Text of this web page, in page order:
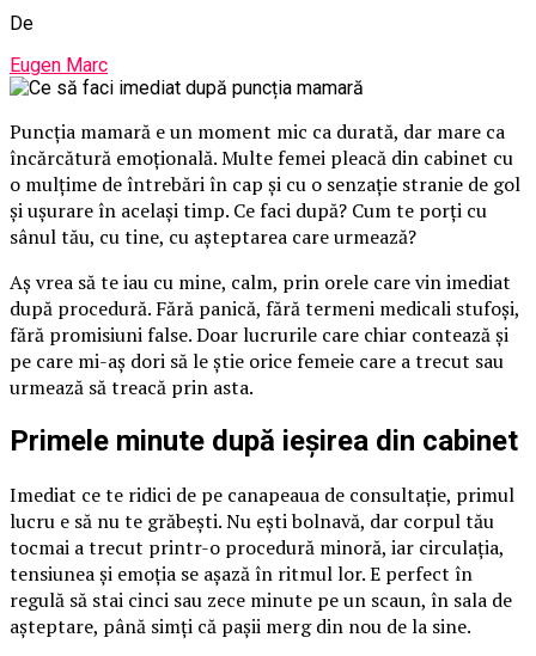
De
Eugen Marc
Puncția mamară e un moment mic ca durată, dar mare ca
încărcătură emoțională. Multe femei pleacă din cabinet cu
o mulțime de întrebări în cap și cu o senzație stranie de gol
și ușurare în același timp. Ce faci după? Cum te porți cu
sânul tău, cu tine, cu așteptarea care urmează?
Aș vrea să te iau cu mine, calm, prin orele care vin imediat
după procedură. Fără panică, fără termeni medicali stufoși,
fără promisiuni false. Doar lucrurile care chiar contează și
pe care mi-aș dori să le știe orice femeie care a trecut sau
urmează să treacă prin asta.
Primele minute după ieșirea din cabinet
Imediat ce te ridici de pe canapeaua de consultație, primul
lucru e să nu te grăbești. Nu ești bolnavă, dar corpul tău
tocmai a trecut printr-o procedură minoră, iar circulația,
tensiunea și emoția se așază în ritmul lor. E perfect în
regulă să stai cinci sau zece minute pe un scaun, în sala de
așteptare, până simți că pașii merg din nou de la sine.